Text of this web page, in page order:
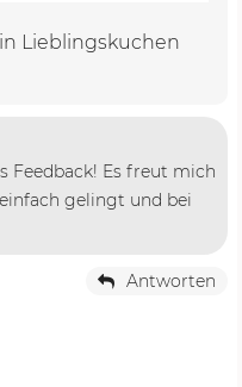
Lieblingskuchen
Feedback! Es freut mich
gelingt und bei
Antworten